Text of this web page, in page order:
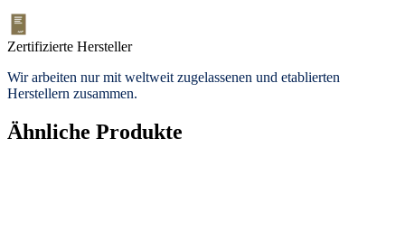
Zertifizierte Hersteller
Wir arbeiten nur mit weltweit zugelassenen und etablierten
Herstellern zusammen.
Ähnliche Produkte